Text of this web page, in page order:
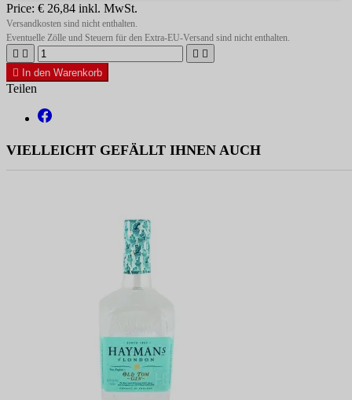
Price: € 26,84 inkl. MwSt.
Versandkosten sind nicht enthalten.
Eventuelle Zölle und Steuern für den Extra-EU-Versand sind nicht enthalten.
   

In den Warenkorb
Teilen
VIELLEICHT GEFÄLLT IHNEN AUCH